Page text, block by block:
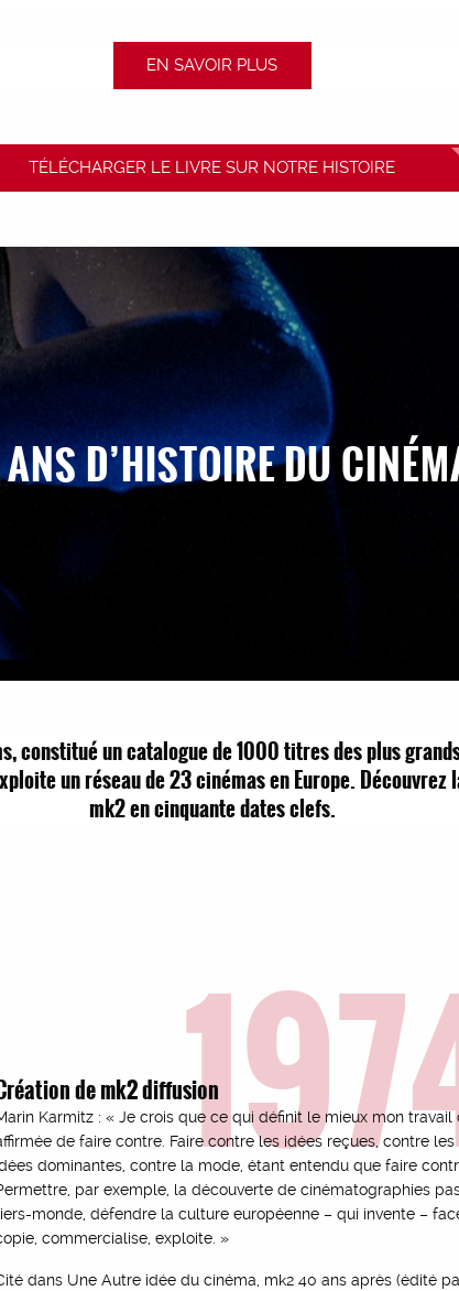
EN SAVOIR PLUS
TÉLÉCHARGER LE LIVRE SUR NOTRE HISTOIRE
D’HISTOIRE DU
constitué un catalogue de 1000 titres des plus
un réseau de 23 cinémas en Europe.
mk2 en cinquante dates clefs.
de mk2 diffusion
Karmitz : « Je crois que ce qui définit le mieux mon
de faire contre. Faire contre les idées reçues, contre
dominantes, contre la mode, étant entendu que faire
par exemple, la découverte de cinématographies
monde, défendre la culture européenne – qui invente –
commercialise, exploite. »
dans Une Autre idée du cinéma, mk2 40 ans après (édité